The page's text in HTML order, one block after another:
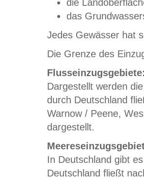
die
das
Jedes Gewässer hat
Die Grenze des
Dargestellt werden
durch Deutschland
Warnow / Peene,
dargestellt.
In Deutschland gibt
Deutschland fließt